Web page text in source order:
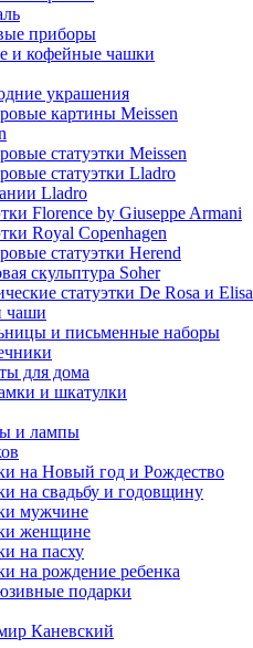
приборы
и кофейные чашки
украшения
картины Meissen
статуэтки Meissen
статуэтки Lladro
Lladro
Florence by Giuseppe Armani
Royal Copenhagen
статуэтки Herend
скульптура Soher
статуэтки De Rosa и Elisa
чаши
и письменные наборы
для дома
и шкатулки
и лампы
на Новый год и Рождество
на свадьбу и годовщину
мужчине
женщине
на пасху
на рождение ребенка
подарки
Каневский